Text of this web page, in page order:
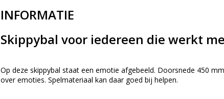
INFORMATIE
Skippybal voor iedereen die werkt
Op deze skippybal staat een emotie afgebeeld. Doorsnede 450
over emoties. Spelmateriaal kan daar goed bij helpen.